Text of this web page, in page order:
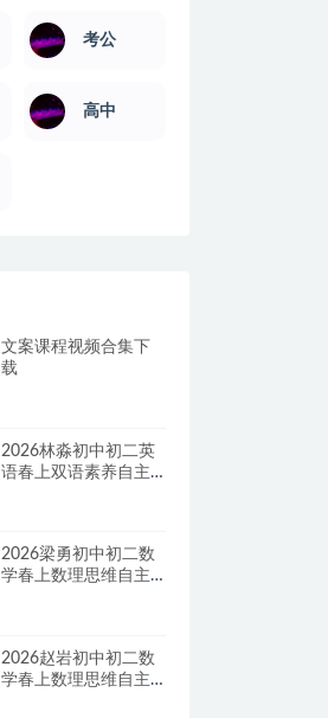
考公
高中
文案课程视频合集下
载
2026林淼初中初二英
语春上双语素养自主
2026梁勇初中初二数
学春上数理思维自主
2026赵岩初中初二数
学春上数理思维自主